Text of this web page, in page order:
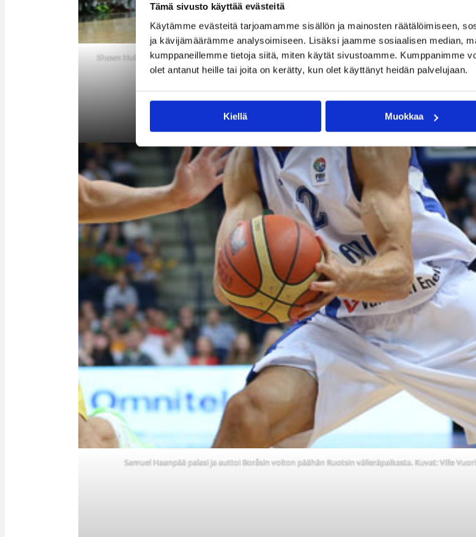
Tämä sivusto käyttää evästeitä
Käytämme evästeitä tarjoamamme sisällön ja mainosten räätälöimiseen,
ja kävijämäärämme analysoimiseen. Lisäksi jaamme sosiaalisen median,
kumppaneillemme tietoja siitä, miten käytät sivustoamme. Kumppanimme
olet antanut heille tai joita on kerätty, kun olet käyttänyt heidän palvelujaan.
Kiellä Muokkaa
Shawn Huff osui Bonnissa neljä kertaa kolmoskaaren
takaa.
Antero Lehto auttoi Varesen kauden
voittoon.
Samuel Haanpää palasi ja auttoi Boråsin voiton päähän Ruotsin välieräpaikasta. Kuvat: Ville